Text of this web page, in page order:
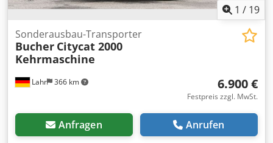
abweichen. Preis gilt für vorhandenen Zustand. * Alle 1 / 19
Lahr 366 km
Sonderausbau-Transporter
Bucher Citycat 2000
Kehrmaschine
6.900 €
Festpreis zzgl. MwSt.
Anfragen Anrufen